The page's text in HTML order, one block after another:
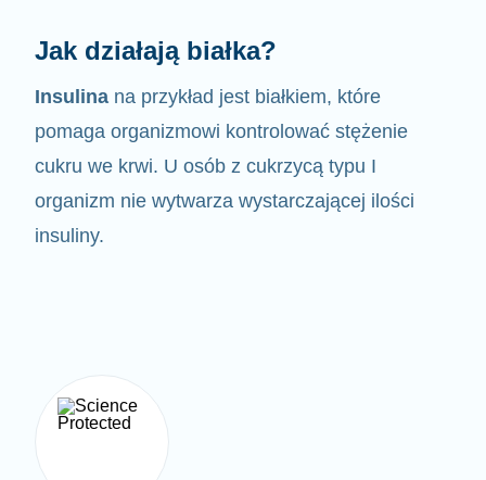
Jak działają białka?
Insulina na przykład jest białkiem, które
pomaga organizmowi kontrolować stężenie
cukru we krwi. U osób z cukrzycą typu I
organizm nie wytwarza wystarczającej ilości
insuliny.